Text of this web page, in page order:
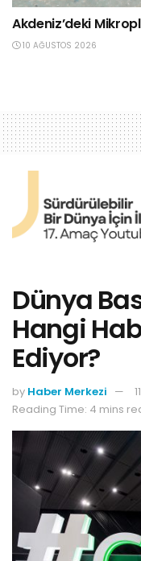
Akdeniz’deki
10 AĞUSTOS 2026
Dünya
Hangi
Ediyor?
by Haber Merkezi
Reading Time: 4 mins